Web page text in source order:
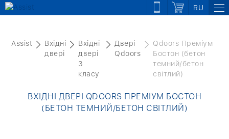
RU
Assist
Вхідні
двері
Вхідні
двері
3
класу
Двері
Qdoors
Qdoors Преміум
Бостон (бетон
темний/бетон
світлий)
ВХІДНІ ДВЕРІ QDOORS ПРЕМІУМ БОСТОН
(БЕТОН ТЕМНИЙ/БЕТОН СВІТЛИЙ)